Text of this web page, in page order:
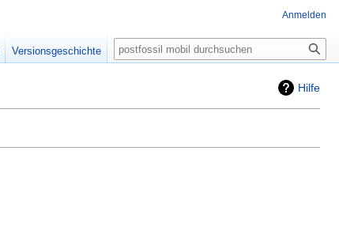
Hilfe
Anmelden
Versionsgeschichte Suche